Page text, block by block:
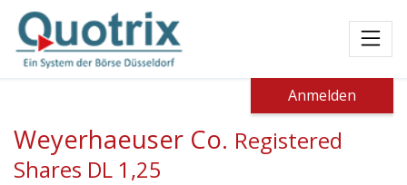
Anmelden
Weyerhaeuser Co. Registered
Shares DL 1,25